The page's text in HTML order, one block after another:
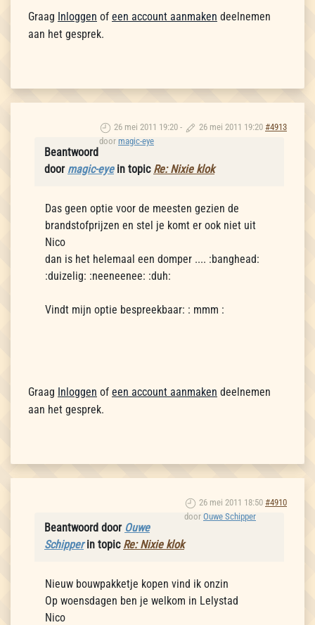
Graag Inloggen of een account aanmaken deelnemen
aan het gesprek.
26 mei 2011 19:20 - 26 mei 2011 19:20 #4913
door magic-eye
Beantwoord
door magic-eyein topic Re: Nixie klok
Das geen optie voor de meesten gezien de
brandstofprijzen en stel je komt er ook niet uit
Nico
dan is het helemaal een domper .... :banghead:
:duizelig: :neeneenee: :duh:
Vindt mijn optie bespreekbaar: : mmm :
Graag Inloggen of een account aanmaken deelnemen
aan het gesprek.
26 mei 2011 18:50 #4910
door Ouwe Schipper
Beantwoord door Ouwe
Schipperin topic Re: Nixie klok
Nieuw bouwpakketje kopen vind ik onzin
Op woensdagen ben je welkom in Lelystad
Nico